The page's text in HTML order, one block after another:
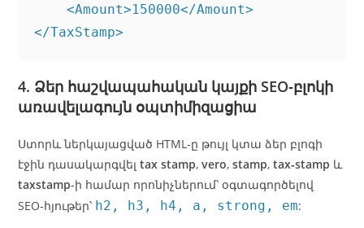
    <Amount>150000</Amount>
4. Ձեր հաշվապահական կայքի SEO‑բլոկի
առավելագույն օպտիմիզացիա
Ստորև ներկայացված HTML‑ը թույլ կտա ձեր բլոգի
էջին դասակարգվելtax stamp,vero,stamp,tax‑stamp և
taxstamp‑ի համար որոնիչներում՝ օգտագործելով
SEO‑հյութեր՝ h2, h3, h4, a, strong, em: